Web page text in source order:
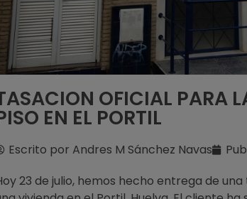
OFICIAL PARA
EN EL PORTIL
Escrito por Andres M Sánchez Navas
23 de julio, hemos hecho entrega de